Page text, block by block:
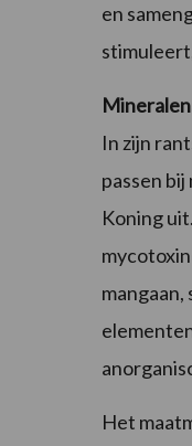
en
In zijn
passen
Koning
Het